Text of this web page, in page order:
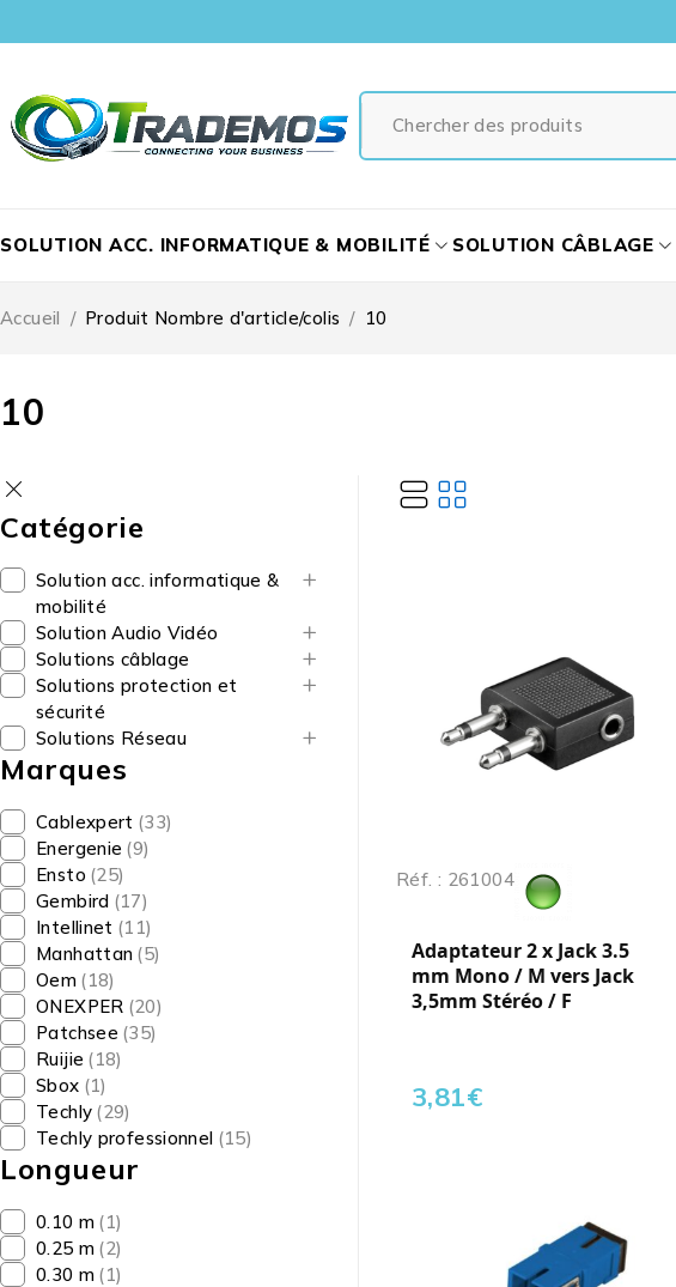
SOLUTION ACC. INFORMATIQUE & MOBILITÉ SOLUTION CÂBLAGE
10
Accueil / Produit Nombre d'article/colis / 10
Catégorie
Solution acc. informatique &
mobilité
Solution Audio Vidéo
Solutions câblage
Solutions protection et
sécurité
Solutions Réseau
Marques
Cablexpert (33)
Energenie (9)
Ensto (25)
Gembird (17)
Intellinet (11)
Manhattan (5)
Oem (18)
ONEXPER (20)
Patchsee (35)
Ruijie (18)
Sbox (1)
Techly (29)
Techly professionnel (15)
Longueur
0.10 m (1)
0.25 m (2)
0.30 m (1)
Réf. : 261004
Adaptateur 2 x Jack 3.5
mm Mono / M vers Jack
3,5mm Stéréo / F
3,81€